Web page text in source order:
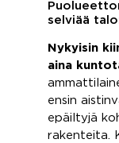
selviää
Nykyisin
aina
ensin
epäiltyjä
rakenteita.